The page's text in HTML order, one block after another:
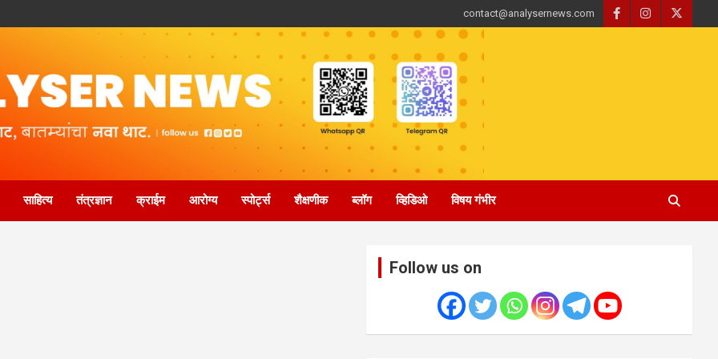
contact@analysernews.com
साहित्य तंत्रज्ञान क्राईम आरोग्य स्पोर्ट्स शैक्षणीक ब्लॉग व्हिडिओ विषय गंभीर
Follow us on